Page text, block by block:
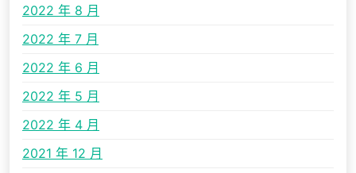
2022 年 8 月
2022 年 7 月
2022 年 6 月
2022 年 5 月
2022 年 4 月
2021 年 12 月